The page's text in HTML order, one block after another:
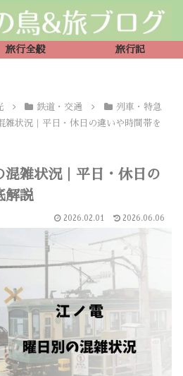
旅行全般 旅行記
鉄道・交通
列車・特急
雑状況｜平日・休日の違いや時間帯を
混雑状況｜平日・休日の
解説
2026.02.01 2026.06.06